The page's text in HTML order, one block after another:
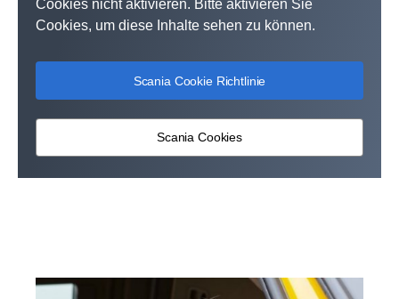
Cookies nicht aktivieren. Bitte aktivieren Sie
Cookies, um diese Inhalte sehen zu können.
Scania Cookie Richtlinie
Scania Cookies